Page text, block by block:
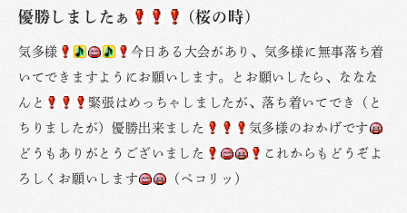
優勝しましたぁ (桜の時)
気多様
今日ある大会があり、気多様に無事落ち着
いてできますようにお願いします。とお願いしたら、ななな
んと
緊張はめっちゃしましたが、落ち着いてでき（と
ちりましたが）優勝出来ました
気多様のおかげです
どうもありがとうございました
これからもどうぞよ
ろしくお願いします
（ペコリッ）